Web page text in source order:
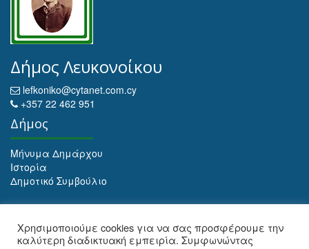
Δήμος Λευκονοίκου
lefkoniko@cytanet.com.cy
+357 22 462 951
Δήμος
Μήνυμα Δημάρχου
Ιστορία
Δημοτικό Συμβούλιο
Αρχειοθέτηση
Χρησιμοποιούμε cookies για να σας προσφέρουμε την
καλύτερη διαδικτυακή εμπειρία. Συμφωνώντας